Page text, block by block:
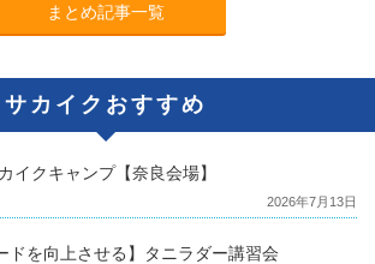
まとめ記事一覧
サカイクおすすめ
イクキャンプ【奈良会場】
2026年7月13日
ドを向上させる】タニラダー講習会